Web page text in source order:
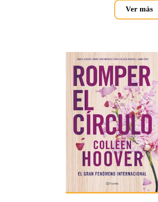
Ver más
romper_circulo.jpg